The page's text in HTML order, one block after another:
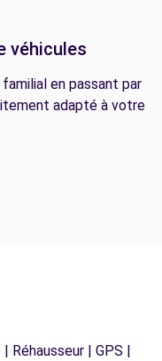
véhicules
en passant par
adapté à votre
Réhausseur | GPS |